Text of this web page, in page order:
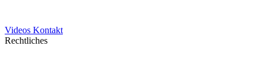
Videos Kontakt
Rechtliches